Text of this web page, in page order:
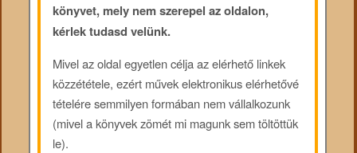
könyvet, mely nem szerepel az oldalon,
kérlek tudasd velünk.
Mivel az oldal egyetlen célja az elérhető linkek
közzététele, ezért művek elektronikus elérhetővé
tételére semmilyen formában nem vállalkozunk
(mivel a könyvek zömét mi magunk sem töltöttük
le).